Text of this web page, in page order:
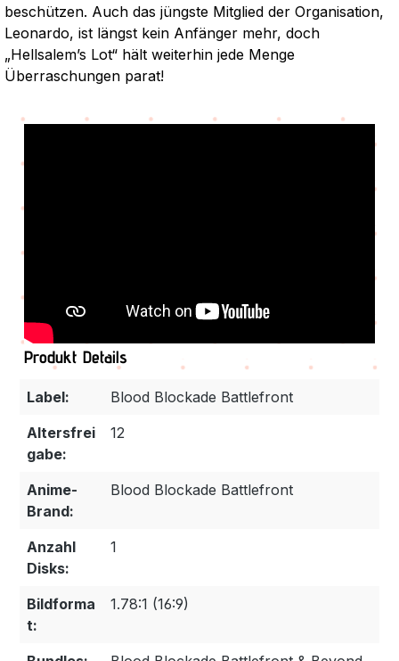
beschützen. Auch das jüngste Mitglied der Organisation,
Leonardo, ist längst kein Anfänger mehr, doch
„Hellsalem’s Lot“ hält weiterhin jede Menge
Überraschungen parat!
Produkt Details
Label:
Blood Blockade Battlefront
Altersfrei
gabe:
12
Anime-
Brand:
Blood Blockade Battlefront
Anzahl
Disks:
1
Bildforma
t:
1.78:1 (16:9)